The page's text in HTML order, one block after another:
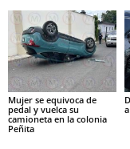
Mujer se equivoca de
pedal y vuelca su
camioneta en la colonia
Peñita
a